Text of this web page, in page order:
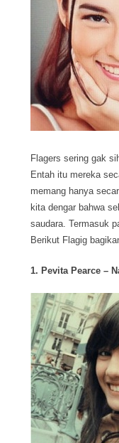
Flagers sering gak
Entah itu mereka
memang hanya
kita dengar bahwa
saudara. Termasuk
Berikut Flagig
1. Pevita Pearce –